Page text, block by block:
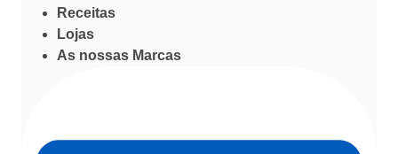
Receitas
Lojas
As nossas Marcas